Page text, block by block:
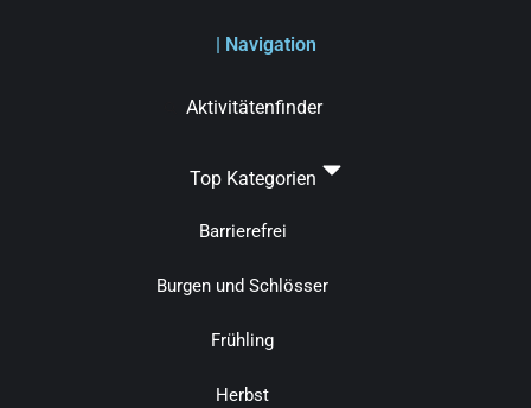
| Navigation
Aktivitätenfinder
Top Kategorien
Barrierefrei
Burgen und Schlösser
Frühling
Herbst